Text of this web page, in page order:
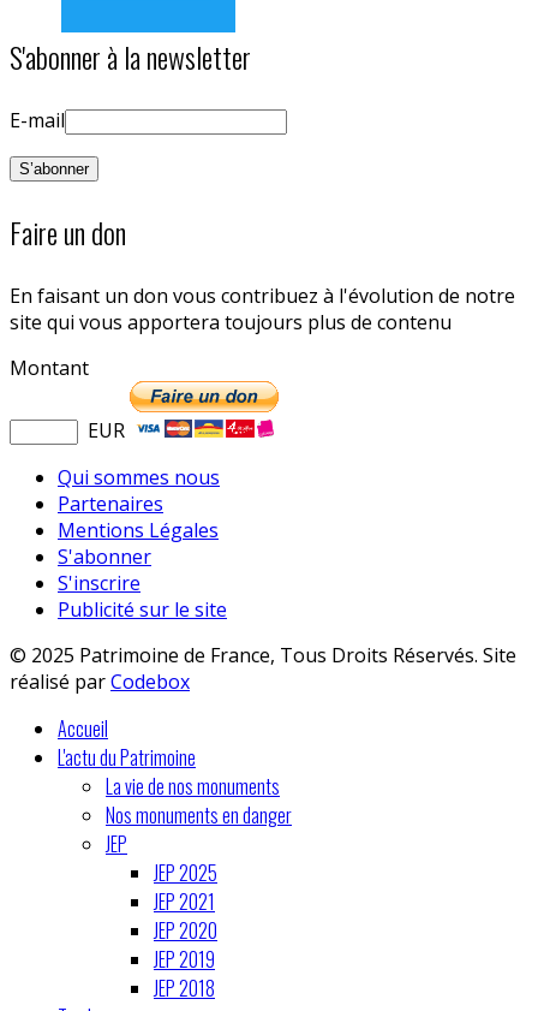
S'abonner à la newsletter
E-mail
Faire un don
En faisant un don vous contribuez à l'évolution de notre
site qui vous apportera toujours plus de contenu
Montant
EUR
Qui sommes nous
Partenaires
Mentions Légales
S'abonner
S'inscrire
Publicité sur le site
© 2025 Patrimoine de France, Tous Droits Réservés. Site
réalisé parCodebox
Accueil
L'actu du Patrimoine
La vie de nos monuments
Nos monuments en danger
JEP
JEP 2025
JEP 2021
JEP 2020
JEP 2019
JEP 2018